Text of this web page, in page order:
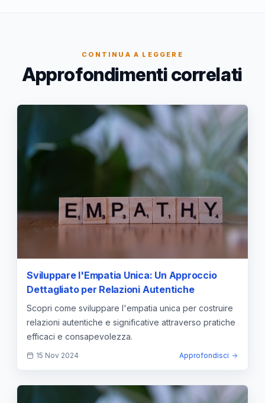
CONTINUA A LEGGERE
Approfondimenti correlati
Sviluppare l'Empatia Unica: Un Approccio
Dettagliato per Relazioni Autentiche
Scopri come sviluppare l'empatia unica per costruire
relazioni autentiche e significative attraverso pratiche
efficaci e consapevolezza.
15 Nov 2024 Approfondisci